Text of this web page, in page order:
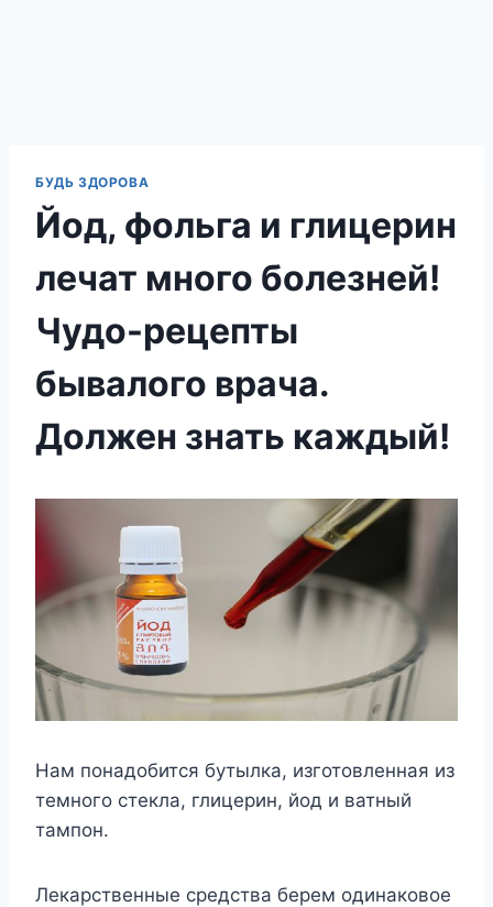
БУДЬ ЗДОРОВА
Йод, фольга и глицерин
лечат много болезней!
Чудо-рецепты
бывалого врача.
Должен знать каждый!
Нам понадобится бутылка, изготовленная из
темного стекла, глицерин, йод и ватный
тампон.
Лекарственные средства берем одинаковое